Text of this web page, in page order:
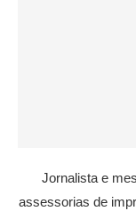
Jornalista e
assessorias de